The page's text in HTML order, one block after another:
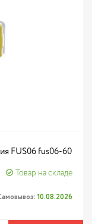
FUS06 fus06-60
Товар на складе
10.08.2026